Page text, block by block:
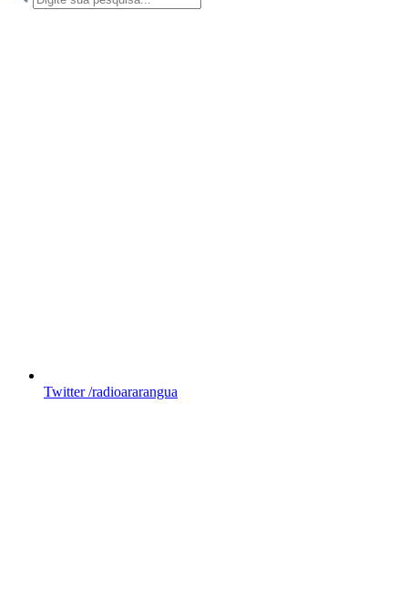
Twitter /radioararangua